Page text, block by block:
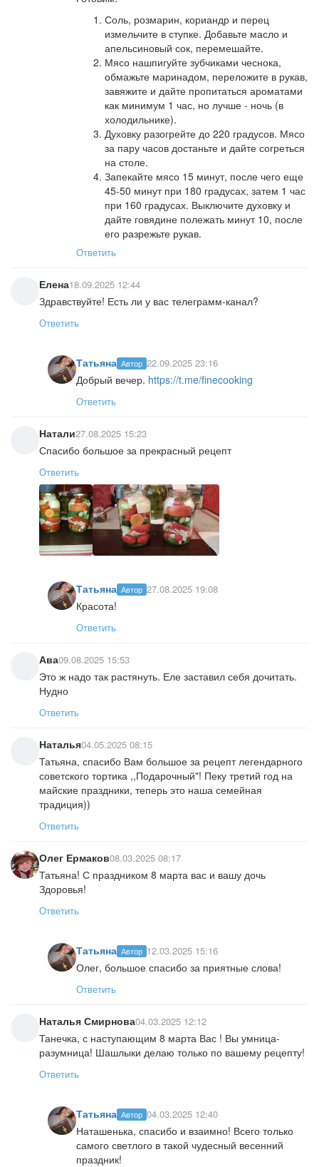
Соль, розмарин, кориандр и перец
измельчите в ступке. Добавьте масло и
апельсиновый сок, перемешайте.
Мясо нашпигуйте зубчиками чеснока,
обмажьте маринадом, переложите в рукав,
завяжите и дайте пропитаться ароматами
как минимум 1 час, но лучше - ночь (в
холодильнике).
Духовку разогрейте до 220 градусов. Мясо
за пару часов достаньте и дайте согреться
на столе.
Запекайте мясо 15 минут, после чего еще
45-50 минут при 180 градусах, затем 1 час
при 160 градусах. Выключите духовку и
дайте говядине полежать минут 10, после
его разрежьте рукав.
Ответить
Елена18.09.2025 12:44
Здравствуйте! Есть ли у вас телеграмм-канал?
Ответить
Татьяна Автор 22.09.2025 23:16
Добрый вечер. https://t.me/finecooking
Ответить
Натали27.08.2025 15:23
Спасибо большое за прекрасный рецепт
Ответить
Татьяна Автор 27.08.2025 19:08
Красота!
Ответить
Ава09.08.2025 15:53
Это ж надо так растянуть. Еле заставил себя дочитать.
Нудно
Ответить
Наталья04.05.2025 08:15
Татьяна, спасибо Вам большое за рецепт легендарного
советского тортика ,,Подарочный"! Пеку третий год на
майские праздники, теперь это наша семейная
традиция))
Ответить
Олег Ермаков08.03.2025 08:17
Татьяна! С праздником 8 марта вас и вашу дочь
Здоровья!
Ответить
Татьяна Автор 12.03.2025 15:16
Олег, большое спасибо за приятные слова!
Ответить
Наталья Смирнова04.03.2025 12:12
Танечка, с наступающим 8 марта Вас ! Вы умница-
разумница! Шашлыки делаю только по вашему рецепту!
Ответить
Татьяна Автор 04.03.2025 12:40
Наташенька, спасибо и взаимно! Всего только
самого светлого в такой чудесный весенний
праздник!